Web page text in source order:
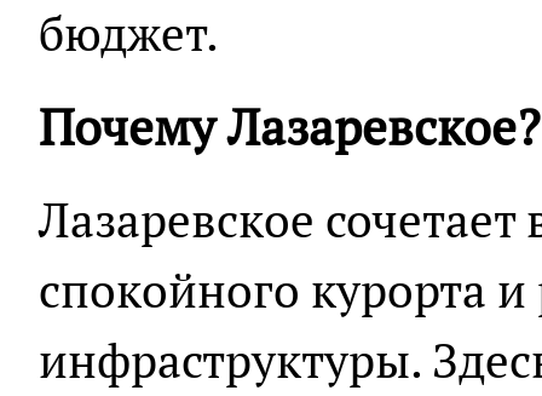
бюджет.
Почему Лазаревское?
Лазаревское
спокойного курорта
инфраструктуры.